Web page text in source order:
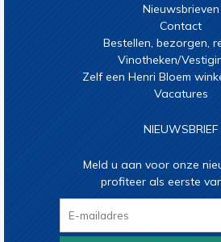
Nieuwsbrieven
Contact
Bestellen, bezorgen,
Vinotheken/
Zelf een Henri Bloem
Vacatures
NIEUWSBRIEF
Meld u aan voor onze
profiteer als eerste